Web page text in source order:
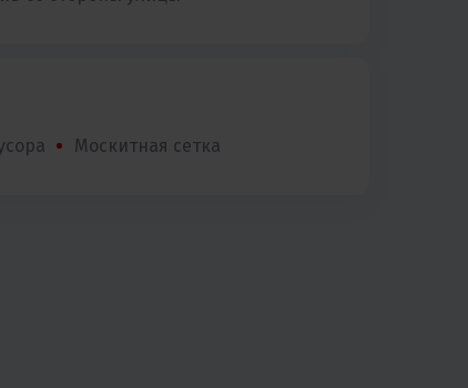
Москитная сетка